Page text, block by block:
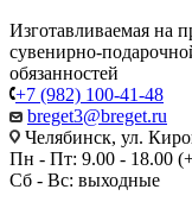
Изготавливаемая на
сувенирно-
обязанностей
+7 (982) 100-41-48
breget3@breget.ru
Челябинск, ул.
Пн - Пт: 9.00 - 18.00
Сб - Вс: выходные